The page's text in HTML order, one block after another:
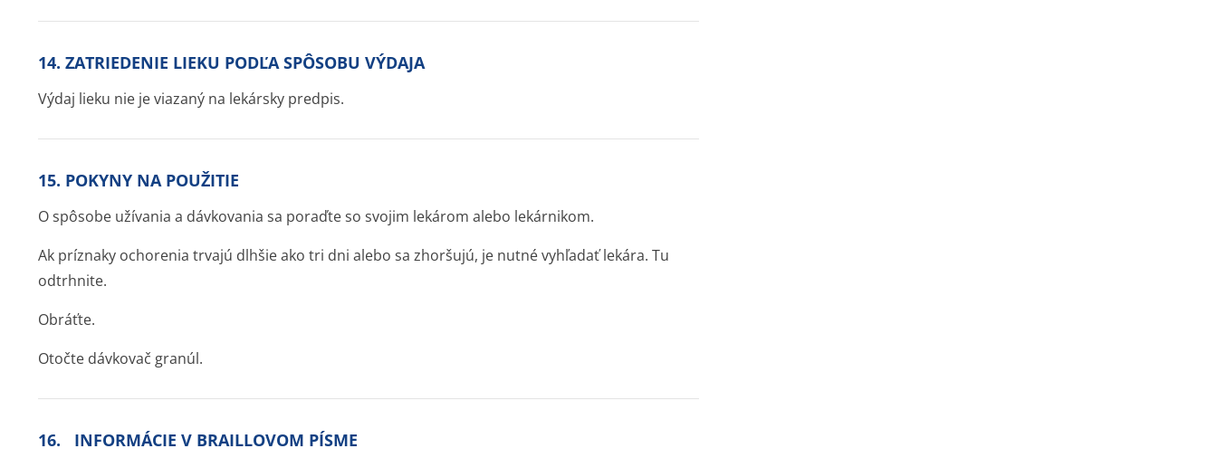
14. ZATRIEDENIE LIEKU PODĽA SPÔSOBU VÝDAJA
Výdaj lieku nie je viazaný na lekársky predpis.
15. POKYNY NA POUŽITIE
O spôsobe užívania a dávkovania sa poraďte so svojim lekárom alebo lekárnikom.
Ak príznaky ochorenia trvajú dlhšie ako tri dni alebo sa zhoršujú, je nutné vyhľadať lekára. Tu
odtrhnite.
Obráťte.
Otočte dávkovač granúl.
16. INFORMÁCIE V BRAILLOVOM PÍSME